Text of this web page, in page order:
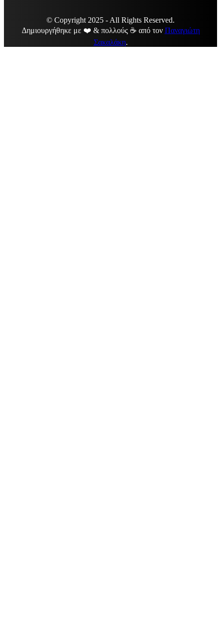
© Copyright 2025 - All Rights Reserved.
Δημιουργήθηκε με ❤️ & πολλούς ☕ από τον Παναγιώτη
Σακαλάκη.